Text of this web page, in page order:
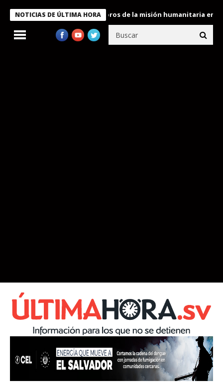
NOTICIAS DE ÚLTIMA HORA
Bukele condecora a miembros de la misión humanitaria enviada